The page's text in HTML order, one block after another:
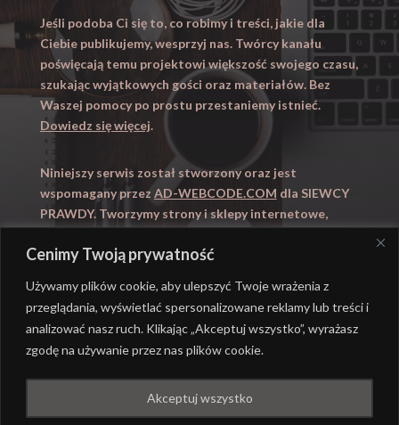
Cenimy Twoją prywatność
Używamy plików cookie, aby ulepszyć Twoje wrażenia z
przeglądania, wyświetlać spersonalizowane reklamy lub treści i
analizować nasz ruch. Klikając „Akceptuj wszystko”, wyrażasz
zgodę na używanie przez nas plików cookie.
Akceptuj wszystko
Jeśli podoba Ci się to, co robimy i treści, jakie dla
Ciebie publikujemy, wesprzyj nas. Twórcy kanału
poświęcają temu projektowi większość swojego czasu,
szukając wyjątkowych gości oraz materiałów. Bez
Waszej pomocy po prostu przestaniemy istnieć.
Dowiedz się więcej.
Niniejszy serwis został stworzony oraz jest
wspomagany przez AD-WEBCODE.COM dla SIEWCY
PRAWDY. Tworzymy strony i sklepy internetowe,
Zapraszamy takze naWYUCZENI.PL
AD-WEBCODE.COM